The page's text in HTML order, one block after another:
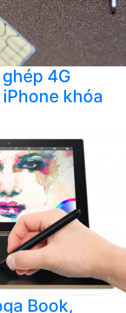
4G
khóa
Book,